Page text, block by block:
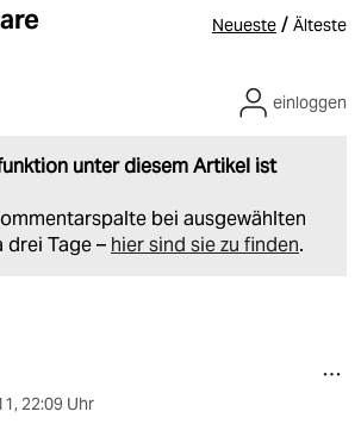
Neueste / Älteste
unter diesem Artikel ist
bei ausgewählten
Tage – hier sind sie zu finden.
einloggen
, 22:09 Uhr